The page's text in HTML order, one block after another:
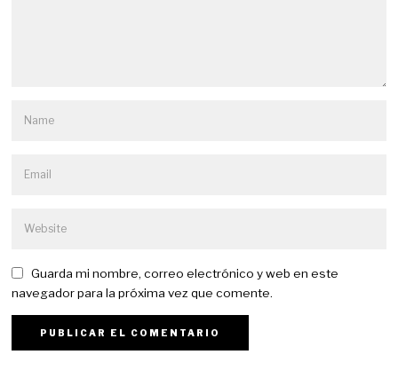
Guarda mi nombre, correo electrónico y web en este
navegador para la próxima vez que comente.